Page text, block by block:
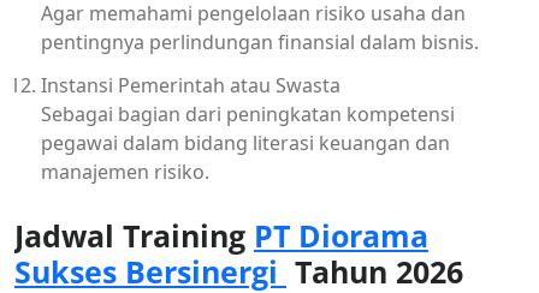
Agar memahami pengelolaan risiko usaha dan
pentingnya perlindungan finansial dalam bisnis.
Instansi Pemerintah atau Swasta
Sebagai bagian dari peningkatan kompetensi
pegawai dalam bidang literasi keuangan dan
manajemen risiko.
Jadwal Training PT Diorama
Sukses Bersinergi Tahun 2026